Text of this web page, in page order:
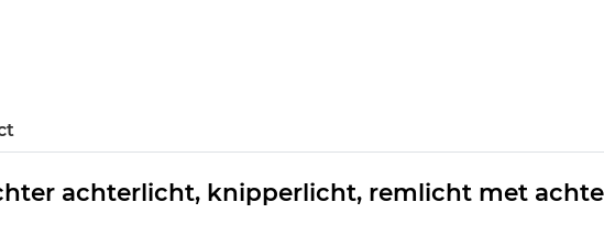
achterlicht, knipperlicht, remlicht met